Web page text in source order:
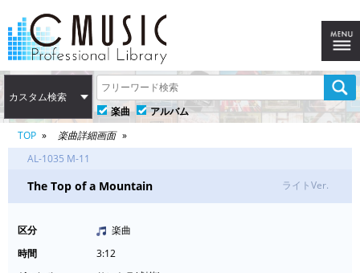
カスタム検索
楽曲
アルバム
TOP
楽曲詳細画面
AL-1035 M-11
The Top of a Mountain ライトVer.
区分
楽曲
時間
3:12